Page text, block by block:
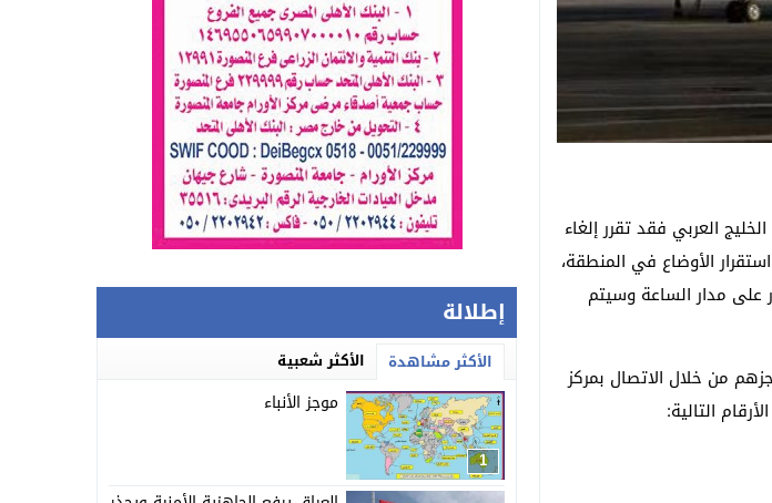
العربي فقد تقرر إلغاء
الأوضاع في المنطقة،
على مدار الساعة وسيتم
من خلال الاتصال بمركز
إطلالة
الأكثر مشاهدة الأكثر شعبية
1
موجز الأنباء